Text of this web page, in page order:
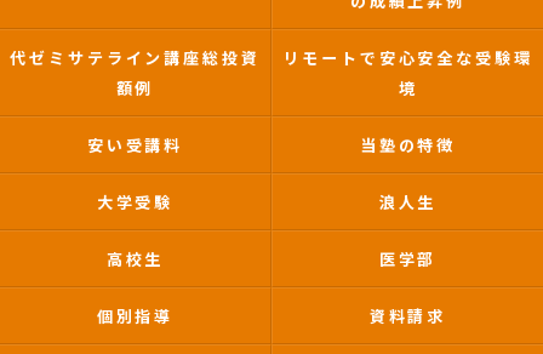
代ゼミサテライン講座総投資
額例
リモートで安心安全な受験環
境
安い受講料 当塾の特徴
大学受験 浪人生
高校生 医学部
個別指導 資料請求